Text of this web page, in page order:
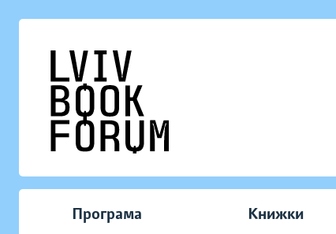
Програма Книжки